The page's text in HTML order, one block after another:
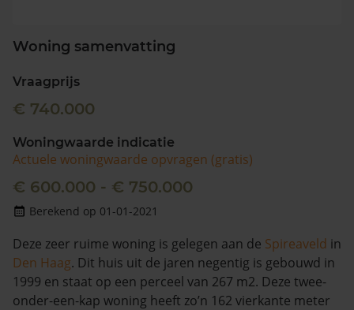
Woning samenvatting
Vraagprijs
€ 740.000
Woningwaarde indicatie
Actuele woningwaarde opvragen (gratis)
€ 600.000 - € 750.000
Berekend op 01-01-2021
Deze zeer ruime woning is gelegen aan de Spireaveld in
Den Haag. Dit huis uit de jaren negentig is gebouwd in
1999 en staat op een perceel van 267 m2. Deze twee-
onder-een-kap woning heeft zo’n 162 vierkante meter